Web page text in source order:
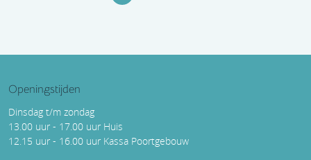
Openingstijden
Dinsdag t/m zondag
13.00 uur - 17.00 uur Huis
12.15 uur - 16.00 uur Kassa Poortgebouw